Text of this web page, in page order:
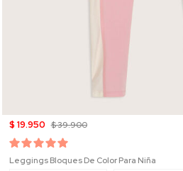
$ 19.950 $ 39.900
Leggings Bloques De Color Para Niña